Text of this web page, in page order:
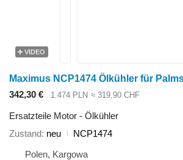
VIDEO
Maximus NCP1474 Ölkühler für
342,30 €
1.474 PLN ≈ 319,90 CHF
Ersatzteile Motor - Ölkühler
Zustand neu
NCP1474
Polen, Kargowa